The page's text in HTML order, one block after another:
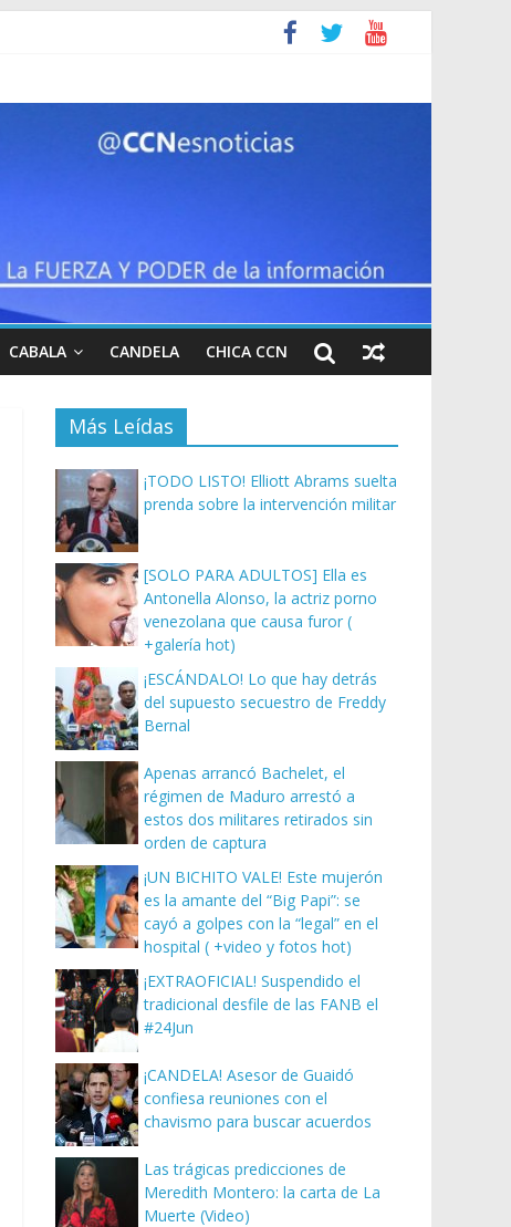
CABALA CANDELA CHICA CCN
Más Leídas
¡TODO LISTO! Elliott Abrams suelta
prenda sobre la intervención militar
[SOLO PARA ADULTOS] Ella es
Antonella Alonso, la actriz porno
venezolana que causa furor (
+galería hot)
¡ESCÁNDALO! Lo que hay detrás
del supuesto secuestro de Freddy
Bernal
Apenas arrancó Bachelet, el
régimen de Maduro arrestó a
estos dos militares retirados sin
orden de captura
¡UN BICHITO VALE! Este mujerón
es la amante del “Big Papi”: se
cayó a golpes con la “legal” en el
hospital ( +video y fotos hot)
¡EXTRAOFICIAL! Suspendido el
tradicional desfile de las FANB el
#24Jun
¡CANDELA! Asesor de Guaidó
confiesa reuniones con el
chavismo para buscar acuerdos
Las trágicas predicciones de
Meredith Montero: la carta de La
Muerte (Video)